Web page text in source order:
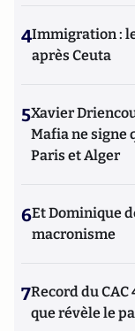
4Immigration :
après Ceuta
5Xavier
Mafia ne signe
Paris et Alger
6Et Dominique
macronisme
7Record du
que révèle le